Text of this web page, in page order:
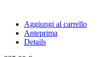
Aggiungi al carrello
Anteprima
Details